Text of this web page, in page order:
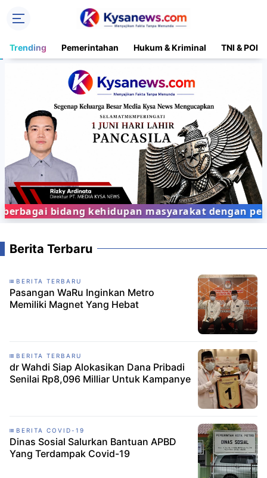
Trending Pemerintahan Hukum & Kriminal TNI &
bidang kehidupan masyarakat dengan
Berita Terbaru
BERITA TERBARU
Pasangan WaRu Inginkan Metro
Memiliki Magnet Yang Hebat
BERITA TERBARU
dr Wahdi Siap Alokasikan Dana Pribadi
Senilai Rp8,096 Milliar Untuk Kampanye
BERITA COVID-19
Dinas Sosial Salurkan Bantuan APBD
Yang Terdampak Covid-19